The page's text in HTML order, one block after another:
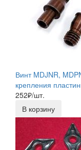
Винт MDJNR,
крепления
252₽/шт.
В корзину